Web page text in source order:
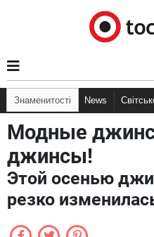
Знаменитості News
Модные
джинсы!
Этой осенью
резко